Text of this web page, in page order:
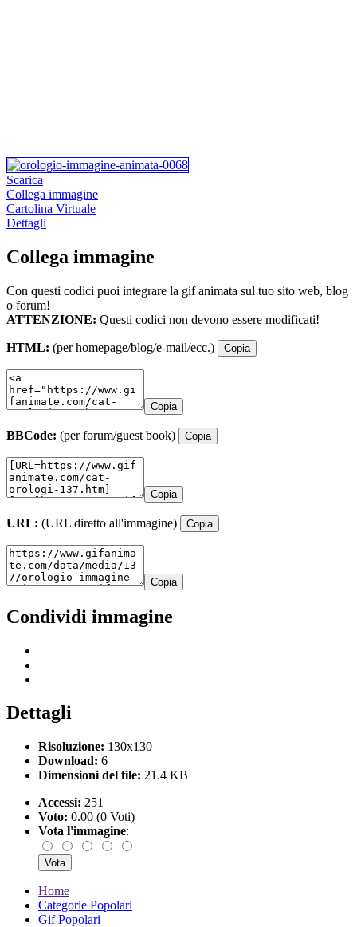
Scarica
Collega immagine
Cartolina Virtuale
Dettagli
Collega immagine
Con questi codici puoi integrare la gif animata sul tuo sito web, blog
o forum!
ATTENZIONE: Questi codici non devono essere modificati!
HTML: (per homepage/blog/e-mail/ecc.) Copia
Copia
BBCode: (per forum/guest book) Copia
Copia
URL: (URL diretto all'immagine) Copia
Copia
Condividi immagine
Dettagli
Risoluzione: 130x130
Download: 6
Dimensioni del file: 21.4 KB
Accessi: 251
Voto: 0.00 (0 Voti)
Vota l'immagine:
Home
Categorie Popolari
Gif Popolari